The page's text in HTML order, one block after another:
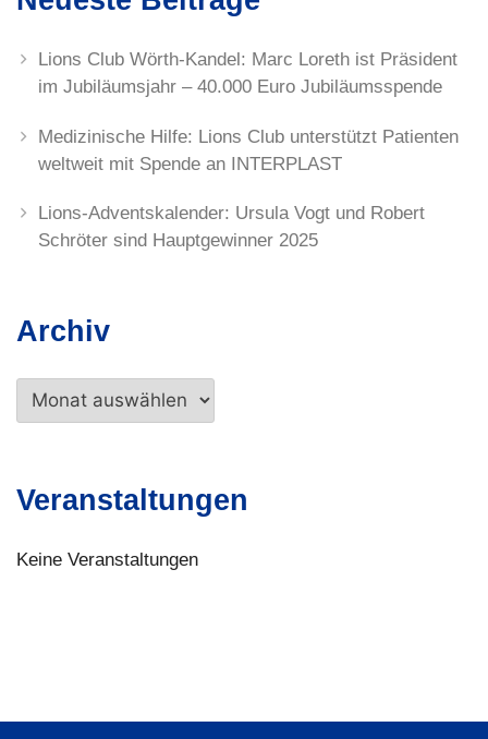
Lions Club Wörth-Kandel: Marc Loreth ist Präsident
im Jubiläumsjahr – 40.000 Euro Jubiläumsspende
Medizinische Hilfe: Lions Club unterstützt Patienten
weltweit mit Spende an INTERPLAST
Lions-Adventskalender: Ursula Vogt und Robert
Schröter sind Hauptgewinner 2025
Archiv
Archiv
Veranstaltungen
Keine Veranstaltungen